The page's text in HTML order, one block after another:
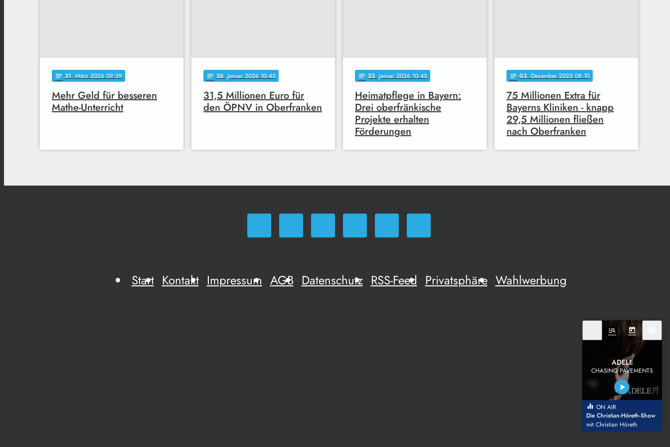
notes 31. März 2026 09:39
Mehr Geld für besseren
Mathe-Unterricht
notes 26. Januar 2026 10:45
31,5 Millionen Euro für
den ÖPNV in Oberfranken
notes 23. Januar 2026 10:45
Heimatpflege in Bayern:
Drei oberfränkische
Projekte erhalten
Förderungen
notes 03. Dezember 2025 08:10
75 Millionen Extra für
Bayerns Kliniken - knapp
29,5 Millionen fließen
nach Oberfranken
Start Kontakt Impressum AGB Datenschutz RSS-Feed Privatsphäre Wahlwerbung
manage_search today
ADELE
CHASING PAVEMENTS
play_arrow
equalizer ON AIR
Die Christian-Höreth-Show
mit Christian Höreth